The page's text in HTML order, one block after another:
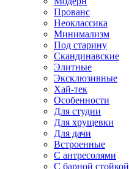
Прованс
Неоклассика
Минимализм
Под старину
Скандинавские
Элитные
Эксклюзивные
Хай-тек
Особенности
Для студии
Для хрущевки
Для дачи
Встроенные
С антресолями
С барной стойкой